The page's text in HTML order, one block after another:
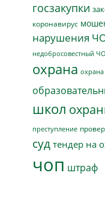
госзакупки
коронавирус
нарушения
недобросовестный
охрана
школ
преступление
суд тендер на
чоп штраф